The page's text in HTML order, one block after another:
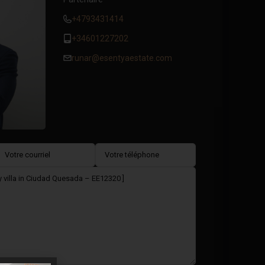
+4793431414
+34601227202
runar@esentyaestate.com